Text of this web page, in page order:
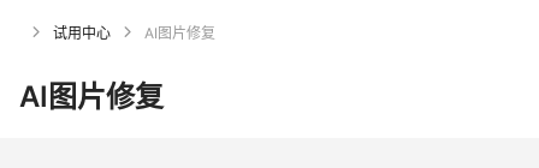
试用中心 AI图片修复
AI图片修复